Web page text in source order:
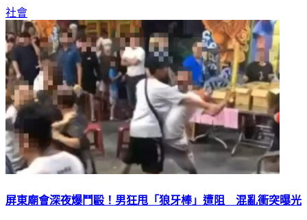
社會
屏東廟會深夜爆鬥毆！男狂甩「狼牙棒」遭阻 混亂衝突曝光